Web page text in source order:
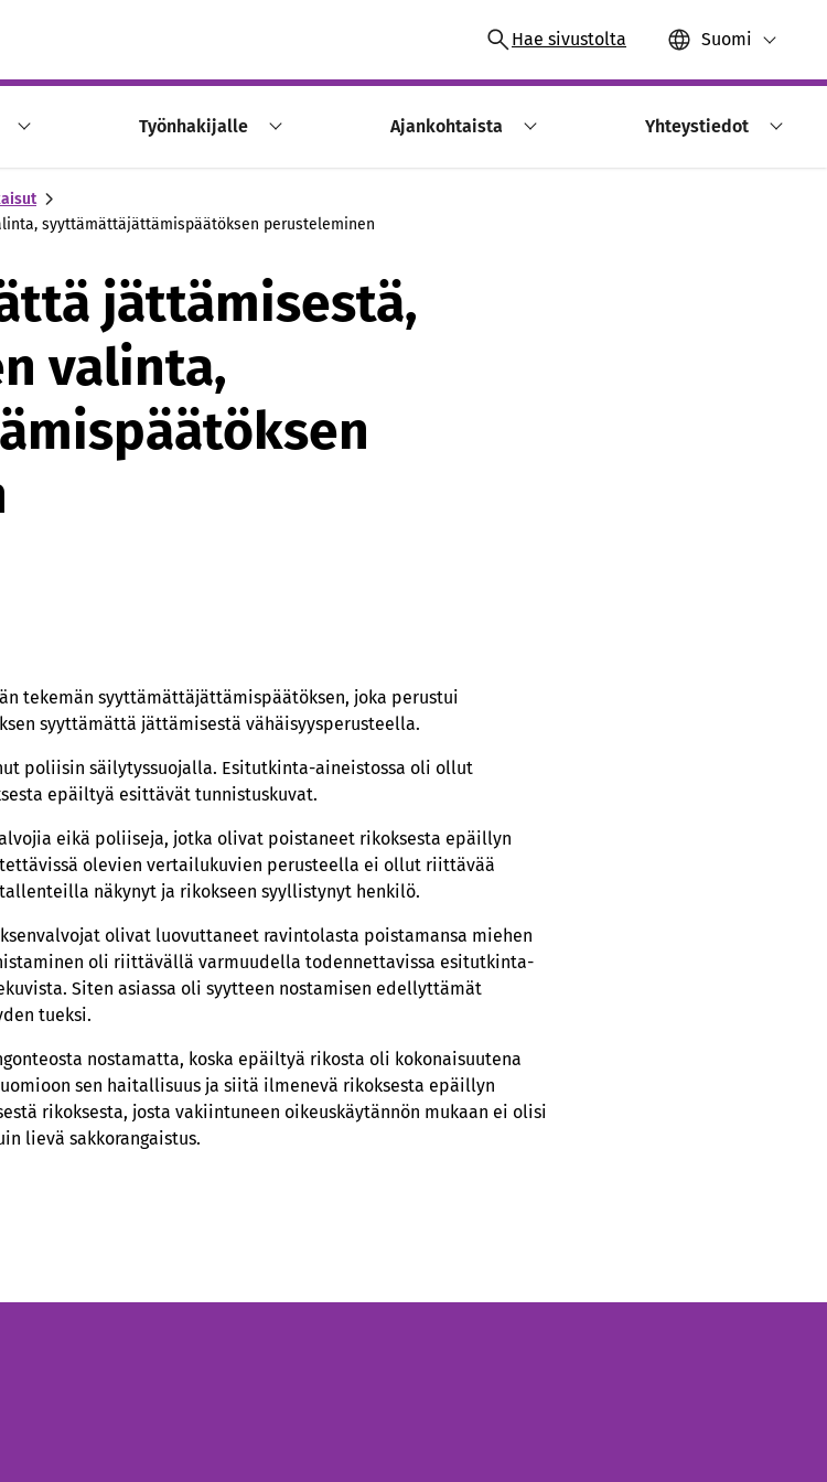
Hae sivustolta Suomi
Työnhakijalle Ajankohtaista Yhteystiedot
syyttämättäjättämispäätöksen perusteleminen
jättämisestä,
valinta,
tekemän syyttämättäjättämispäätöksen, joka perustui
syyttämättä jättämisestä vähäisyysperusteella.
poliisin säilytyssuojalla. Esitutkinta-aineistossa oli ollut
epäiltyä esittävät tunnistuskuvat.
eikä poliiseja, jotka olivat poistaneet rikoksesta epäillyn
olevien vertailukuvien perusteella ei ollut riittävää
näkynyt ja rikokseen syyllistynyt henkilö.
olivat luovuttaneet ravintolasta poistamansa miehen
oli riittävällä varmuudella todennettavissa esitutkinta-
Siten asiassa oli syytteen nostamisen edellyttämät
tueksi.
nostamatta, koska epäiltyä rikosta oli kokonaisuutena
sen haitallisuus ja siitä ilmenevä rikoksesta epäillyn
rikoksesta, josta vakiintuneen oikeuskäytännön mukaan ei olisi
lievä sakkorangaistus.